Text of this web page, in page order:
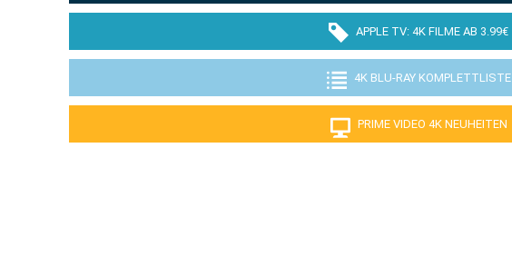
APPLE TV: 4K FILME AB 3.99€
4K BLU-RAY KOMPLETTLISTE
PRIME VIDEO 4K NEUHEITEN